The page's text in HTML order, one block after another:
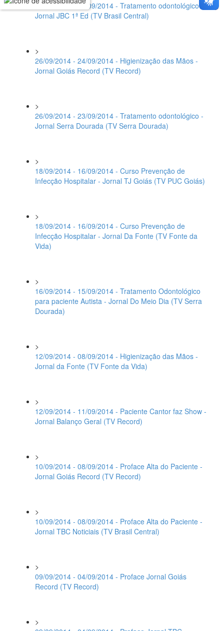
26/09/2014 - 24/09/2014 - Tratamento odontológico -
Jornal JBC 1ª Ed (TV Brasil Central)
>
26/09/2014 - 24/09/2014 - Higienização das Mãos -
Jornal Goiás Record (TV Record)
>
26/09/2014 - 23/09/2014 - Tratamento odontológico -
Jornal Serra Dourada (TV Serra Dourada)
>
18/09/2014 - 16/09/2014 - Curso Prevenção de
Infecção Hospitalar - Jornal TJ Goiás (TV PUC Goiás)
>
18/09/2014 - 16/09/2014 - Curso Prevenção de
Infecção Hospitalar - Jornal Da Fonte (TV Fonte da
Vida)
>
16/09/2014 - 15/09/2014 - Tratamento Odontológico
para paciente Autista - Jornal Do Meio Dia (TV Serra
Dourada)
>
12/09/2014 - 08/09/2014 - Higienização das Mãos -
Jornal da Fonte (TV Fonte da Vida)
>
12/09/2014 - 11/09/2014 - Paciente Cantor faz Show -
Jornal Balanço Geral (TV Record)
>
10/09/2014 - 08/09/2014 - Proface Alta do Paciente -
Jornal Goiás Record (TV Record)
>
10/09/2014 - 08/09/2014 - Proface Alta do Paciente -
Jornal TBC Noticiais (TV Brasil Central)
>
09/09/2014 - 04/09/2014 - Proface Jornal Goiás
Record (TV Record)
>